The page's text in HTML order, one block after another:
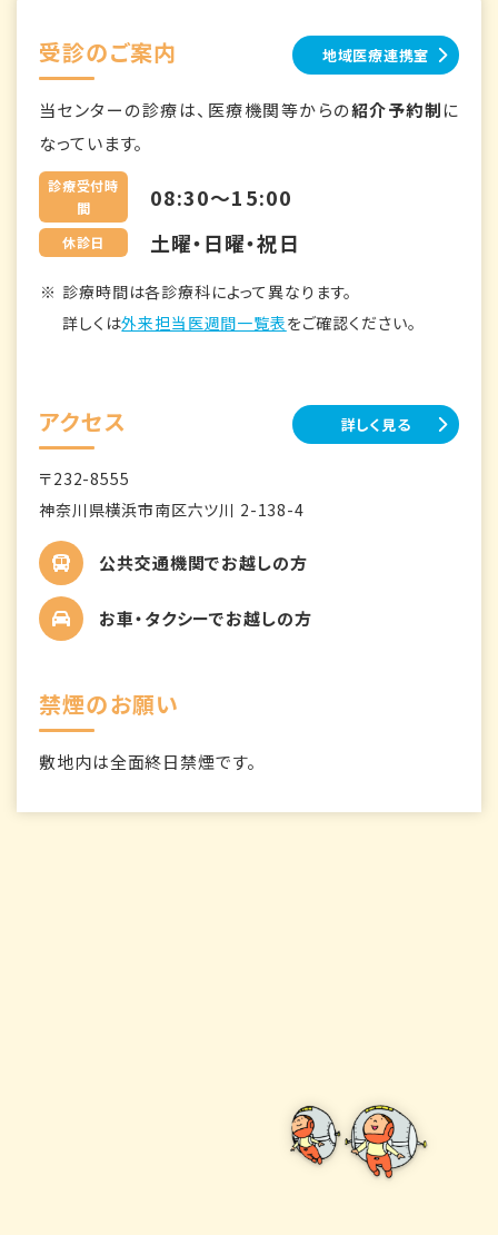
受診のご案内 地域医療連携室
当センターの診療は、医療機関等からの紹介予約制に
なっています。
診療受付時
間
08:30～15:00
休診日 土曜・日曜・祝日
診療時間は各診療科によって異なります。
詳しくは外来担当医週間一覧表をご確認ください。
アクセス 詳しく見る
〒232-8555
神奈川県横浜市南区六ツ川 2-138-4
公共交通機関でお越しの方
お車・タクシーでお越しの方
禁煙のお願い
敷地内は全面終日禁煙です。